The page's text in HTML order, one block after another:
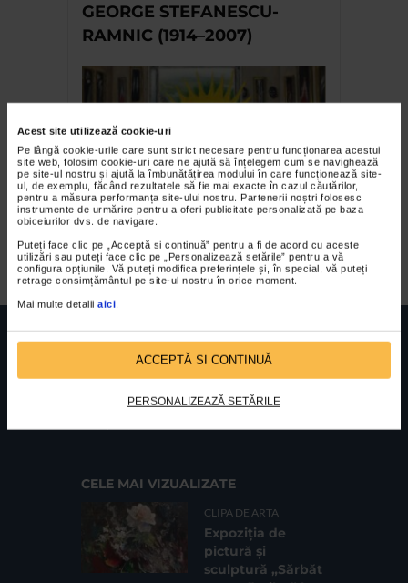
Acest site utilizează cookie-uri
Pe lângă cookie-urile care sunt strict necesare pentru funcționarea acestui
site web, folosim cookie-uri care ne ajută să înțelegem cum se navighează
pe site-ul nostru și ajută la îmbunătățirea modului în care funcționează site-
ul, de exemplu, făcând rezultatele să fie mai exacte în cazul căutărilor,
pentru a măsura performanța site-ului nostru. Partenerii noștri folosesc
instrumente de urmărire pentru a oferi publicitate personalizată pe baza
obiceiurilor dvs. de navigare.
Puteți face clic pe „Acceptă si continuă” pentru a fi de acord cu aceste
utilizări sau puteți face clic pe „Personalizează setările” pentru a vă
configura opțiunile. Vă puteți modifica preferințele și, în special, vă puteți
retrage consimțământul pe site-ul nostru în orice moment.
Mai multe detalii aici
ACCEPTĂ SI CONTINUĂ
PERSONALIZEAZĂ SETĂRILE
GEORGE STEFANESCU-
RAMNIC (1914–2007)
Expozitie Eugen Craciun la
Teatrul National Bucuresti
FUNDATIA FILDAS ARTNr inreg registrul special: 4 PJ/ 29.01.2013
CELE MAI VIZUALIZATE
CLIPA DE ARTA
Expoziția de
pictură și
sculptură „Sărbăt